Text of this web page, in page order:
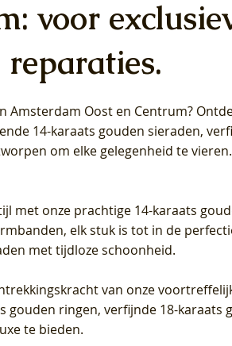
Oorhangers
(14k) met Lab
Blush Lab
Geelgoud (14k)
Diamant
Ring LG1042Y –
Lab grown
Blush Lab
LG7027Y -
grown Diamant
Ring LG1044Y –
Lab grown
Blush Lab
LG7026Y -
grown Diamant
voor
Amsterdam Oost en Centrum?
14-karaats gouden sieraden,
om elke gelegenheid te vieren.
met onze prachtige 14-karaats
elk stuk is tot in de
met tijdloze schoonheid.
van onze
ringen, verfijnde 18-
te bieden.